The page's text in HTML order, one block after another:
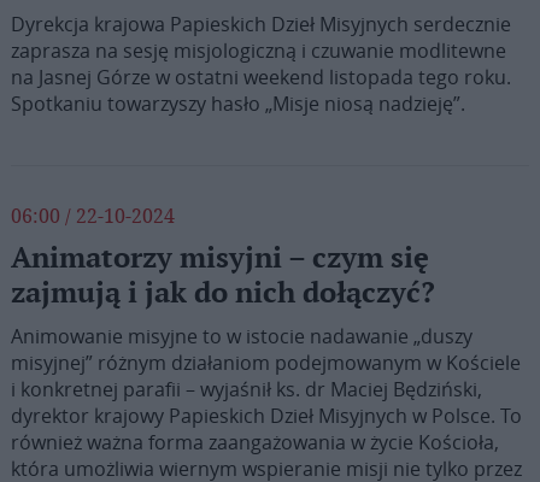
Dyrekcja krajowa Papieskich Dzieł Misyjnych serdecznie
zaprasza na sesję misjologiczną i czuwanie modlitewne
na Jasnej Górze w ostatni weekend listopada tego roku.
Spotkaniu towarzyszy hasło „Misje niosą nadzieję”.
06:00 / 22-10-2024
Animatorzy misyjni – czym się
zajmują i jak do nich dołączyć?
Animowanie misyjne to w istocie nadawanie „duszy
misyjnej” różnym działaniom podejmowanym w Kościele
i konkretnej parafii – wyjaśnił ks. dr Maciej Będziński,
dyrektor krajowy Papieskich Dzieł Misyjnych w Polsce. To
również ważna forma zaangażowania w życie Kościoła,
która umożliwia wiernym wspieranie misji nie tylko przez